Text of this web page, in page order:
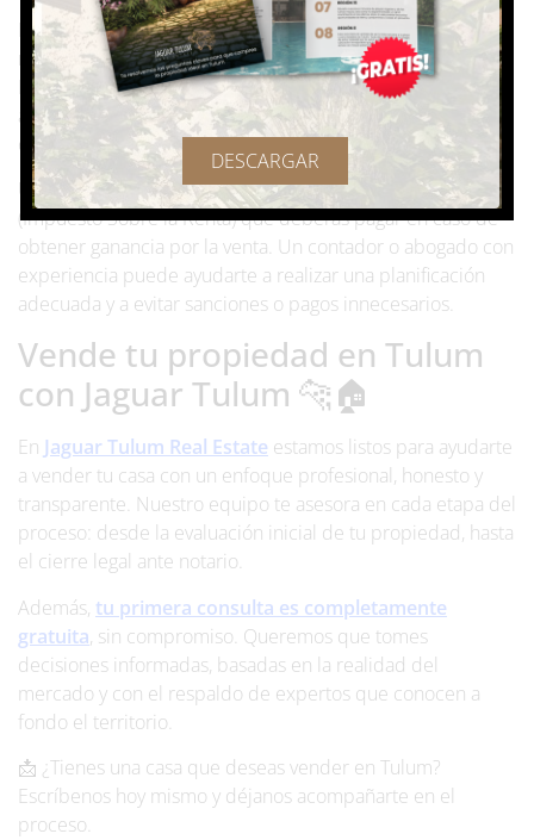
El cierre de una venta en México incluyetrámites
notariales, pagos de impuestos y firma de escrituras
Por eso, es fundamental contar con asesoría legal
adecuada que te permita cumplir con todas las
obligaciones fiscales sin contratiempos.
Uno de los puntos clave es conocer el monto del ISR
(Impuesto Sobre la Renta) que deberás pagar en caso de
obtener ganancia por la venta. Un contador o abogado con
experiencia puede ayudarte a realizar una planificación
adecuada y a evitar sanciones o pagos innecesarios.
Vende tu propiedad en Tulum
con Jaguar Tulum 🐆🏠
En Jaguar Tulum Real Estate estamos listos para ayudarte
a vender tu casa con un enfoque profesional, honesto y
transparente. Nuestro equipo te asesora en cada etapa del
proceso: desde la evaluación inicial de tu propiedad, hasta
el cierre legal ante notario.
Además, tu primera consulta es completamente
gratuita, sin compromiso. Queremos que tomes
decisiones informadas, basadas en la realidad del
mercado y con el respaldo de expertos que conocen a
fondo el territorio.
📩 ¿Tienes una casa que deseas vender en Tulum?
Escríbenos hoy mismo y déjanos acompañarte en el
proceso.
DESCARGAR